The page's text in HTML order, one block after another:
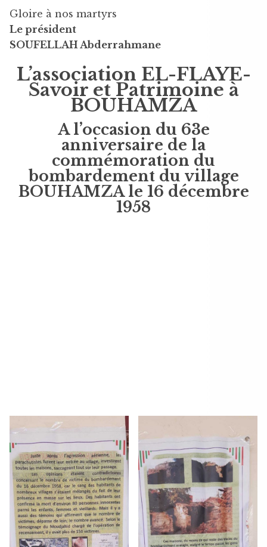
Gloire à nos martyrs
Le président
SOUFELLAH Abderrahmane
L’association EL-FLAYE-
Savoir et Patrimoine à
BOUHAMZA
A l’occasion du 63e
anniversaire de la
commémoration du
bombardement du village
BOUHAMZA le 16 décembre
1958